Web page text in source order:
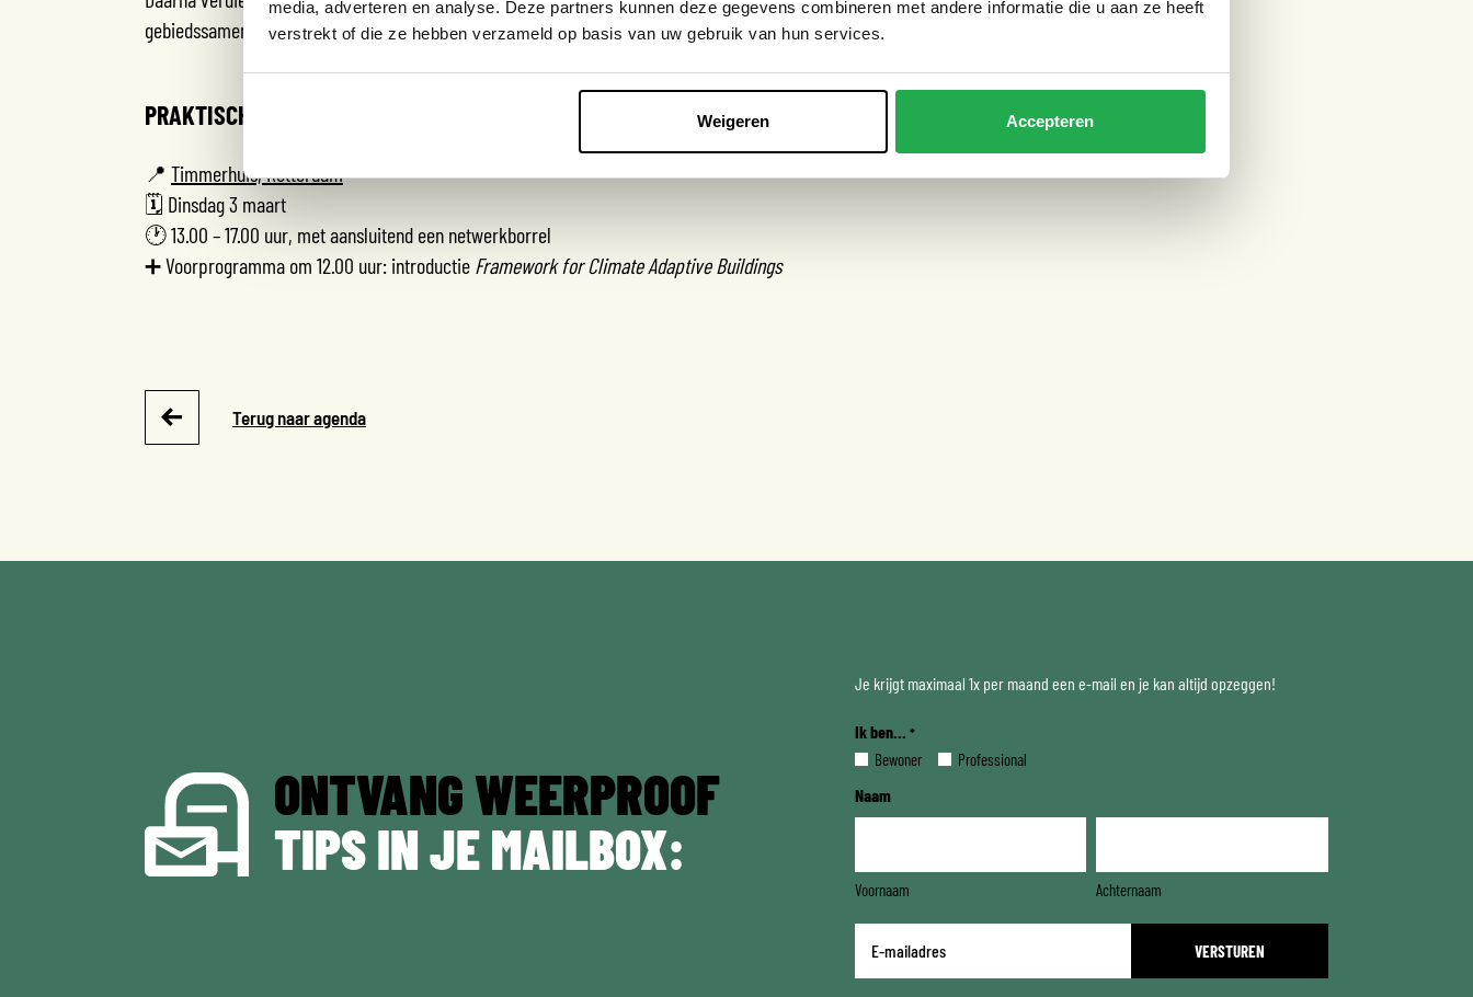
media, adverteren en analyse. Deze partners kunnen deze gegevens combineren met andere informatie die u aan ze heeft
verstrekt of die ze hebben verzameld op basis van uw gebruik van hun services.
Weigeren Accepteren
gebiedssamenwerking en thema’s als hitte en wateroverlast.
PRAKTISCHE INFORMATIE
📍 Timmerhuis, Rotterdam
🗓 Dinsdag 3 maart
🕐 13.00 – 17.00 uur, met aansluitend een netwerkborrel
➕ Voorprogramma om 12.00 uur: introductie Framework for Climate Adaptive Buildings
Terug naar agenda
ONTVANG WEERPROOF
TIPS IN JE MAILBOX:
Je krijgt maximaal 1x per maand een e-mail en je kan altijd opzeggen!
Ik ben... *
Bewoner Professional
Naam
Voornaam Achternaam
mailadres